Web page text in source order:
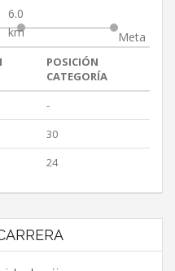
6.0
km
Meta
POSICIÓN
CATEGORÍA
-
30
24